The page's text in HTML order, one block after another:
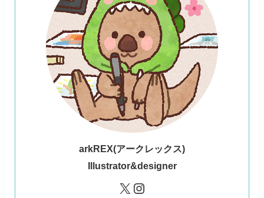
arkREX(アークレックス)
Illustrator&designer
X Instagram